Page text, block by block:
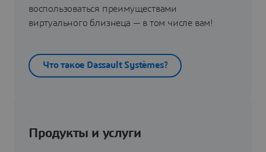
воспользоваться преимуществами
виртуального близнеца — в том числе вам!
Что такое Dassault Systèmes?
Продукты и услуги